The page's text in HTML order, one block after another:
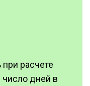
расчете
число дней в